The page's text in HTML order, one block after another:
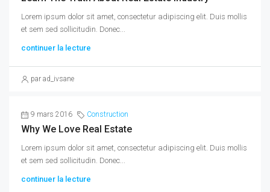
Lorem ipsum dolor sit amet, consectetur adipiscing elit. Duis mollis
et sem sed sollicitudin. Donec...
continuer la lecture
par ad_ivsane
9 mars 2016 Construction
Why We Love Real Estate
Lorem ipsum dolor sit amet, consectetur adipiscing elit. Duis mollis
et sem sed sollicitudin. Donec...
continuer la lecture